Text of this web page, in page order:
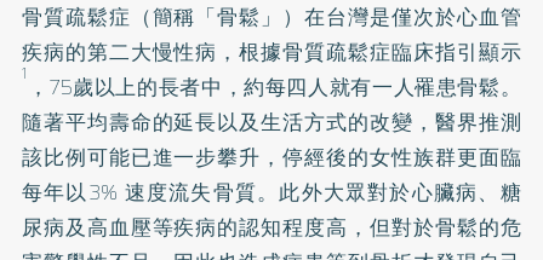
骨質疏鬆症（簡稱「骨鬆」）在台灣是僅次於心血管
疾病的第二大慢性病，根據骨質疏鬆症臨床指引顯示
1 ，75歲以上的長者中，約每四人就有一人罹患骨鬆。
隨著平均壽命的延長以及生活方式的改變，醫界推測
該比例可能已進一步攀升，停經後的女性族群更面臨
每年以3% 速度流失骨質。此外大眾對於心臟病、糖
尿病及高血壓等疾病的認知程度高，但對於骨鬆的危